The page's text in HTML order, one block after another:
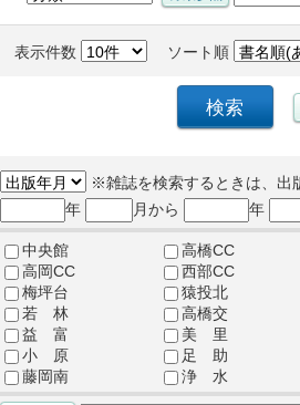
表示件数 ソート順
※雑誌を検索するときは、出
年
月から 年
中央館
高橋CC
高岡CC
西部CC
梅坪台
猿投北
若 林
高橋交
益 富
美 里
小 原
足 助
藤岡南
浄 水